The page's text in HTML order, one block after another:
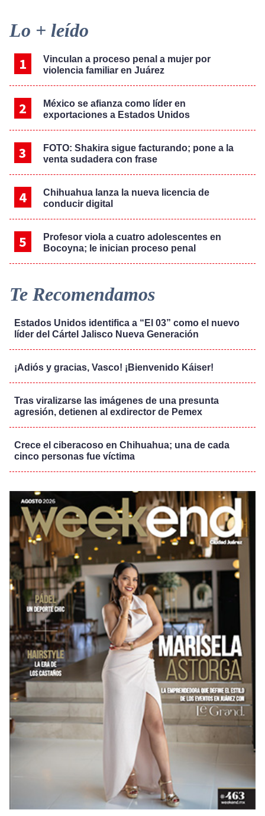
Primary
Sidebar
Lo + leído
Vinculan a proceso penal a mujer por
violencia familiar en Juárez
México se afianza como líder en
exportaciones a Estados Unidos
FOTO: Shakira sigue facturando; pone a la
venta sudadera con frase
Chihuahua lanza la nueva licencia de
conducir digital
Profesor viola a cuatro adolescentes en
Bocoyna; le inician proceso penal
Te Recomendamos
Estados Unidos identifica a “El 03” como el nuevo
líder del Cártel Jalisco Nueva Generación
¡Adiós y gracias, Vasco! ¡Bienvenido Káiser!
Tras viralizarse las imágenes de una presunta
agresión, detienen al exdirector de Pemex
Crece el ciberacoso en Chihuahua; una de cada
cinco personas fue víctima